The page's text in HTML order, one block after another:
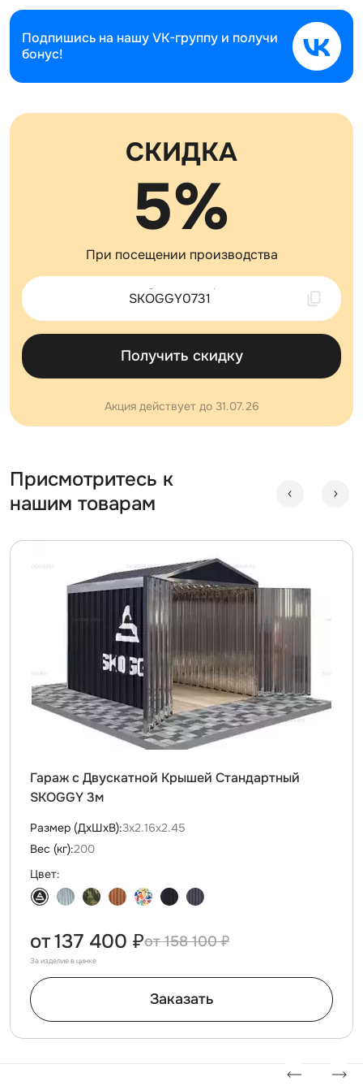
Подпишись на нашуVK-группу и получи
бонус!
СКИДКА
5%
При посещении производства
Скопировано !
Получить скидку
Акция действует до 31.07.26
Присмотритесь к
нашим товарам
Гараж с Двускатной Крышей Стандартный
SKOGGY 3м
Размер (ДxШxВ):3х2.16х2.45
Вес (кг):200
Цвет:
158 100 ₽
от137 400 ₽
За изделие в цинке
Заказать